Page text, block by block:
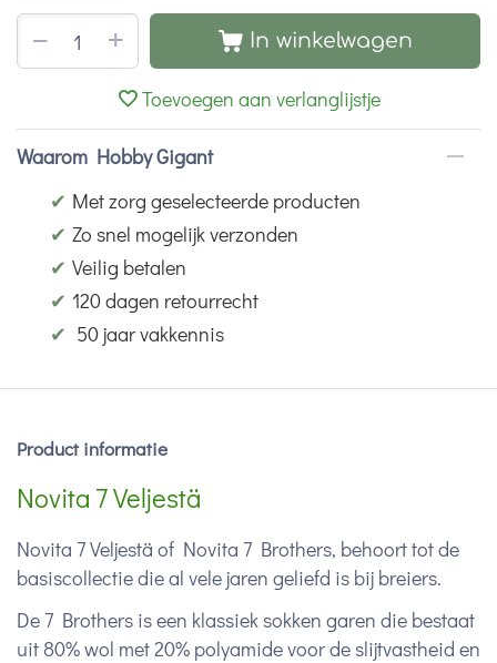
+
− In winkelwagen
Toevoegen aan verlanglijstje
Waarom Hobby Gigant
✔ Met zorg geselecteerde producten
✔ Zo snel mogelijk verzonden
✔ Veilig betalen
✔ 120 dagen retourrecht
✔ 50 jaar vakkennis
Product informatie
Novita 7 Veljestä
Novita 7 Veljestä of Novita 7 Brothers, behoort tot de
basiscollectie die al vele jaren geliefd is bij breiers.
De 7 Brothers is een klassiek sokken garen die bestaat
uit 80% wol met 20% polyamide voor de slijtvastheid en